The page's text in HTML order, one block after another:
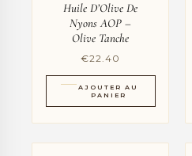
Huile D’Olive De
Nyons AOP –
Olive Tanche
€22.40
AJOUTER AU
PANIER